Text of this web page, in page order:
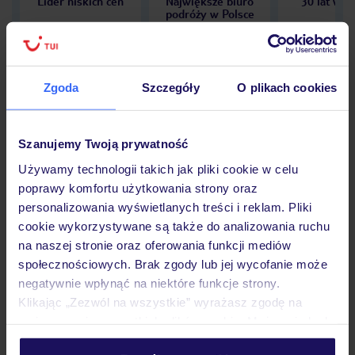
Zgoda Szczegóły O plikach cookies
Szanujemy Twoją prywatność
Używamy technologii takich jak pliki cookie w celu
poprawy komfortu użytkowania strony oraz
personalizowania wyświetlanych treści i reklam. Pliki
cookie wykorzystywane są także do analizowania ruchu
na naszej stronie oraz oferowania funkcji mediów
społecznościowych. Brak zgody lub jej wycofanie może
negatywnie wpłynąć na niektóre funkcje strony.
Klikając „Zezwól na wszystkie” wyrażasz zgodę na
personalizować swój wybór wchodząc w zakładkę
podróży w Polsce
Opinie
Pokoje
Wyżywienie